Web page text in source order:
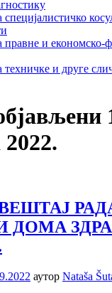
правне и економско-
техничке и друге
ДОМА
аутор Nataša